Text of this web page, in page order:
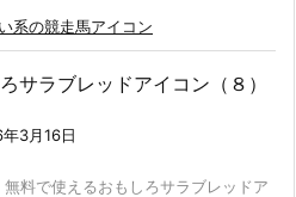
系の競走馬アイコン
サラブレッドアイコン（８）
3月16日
無料で使えるおもしろサラブレッドア